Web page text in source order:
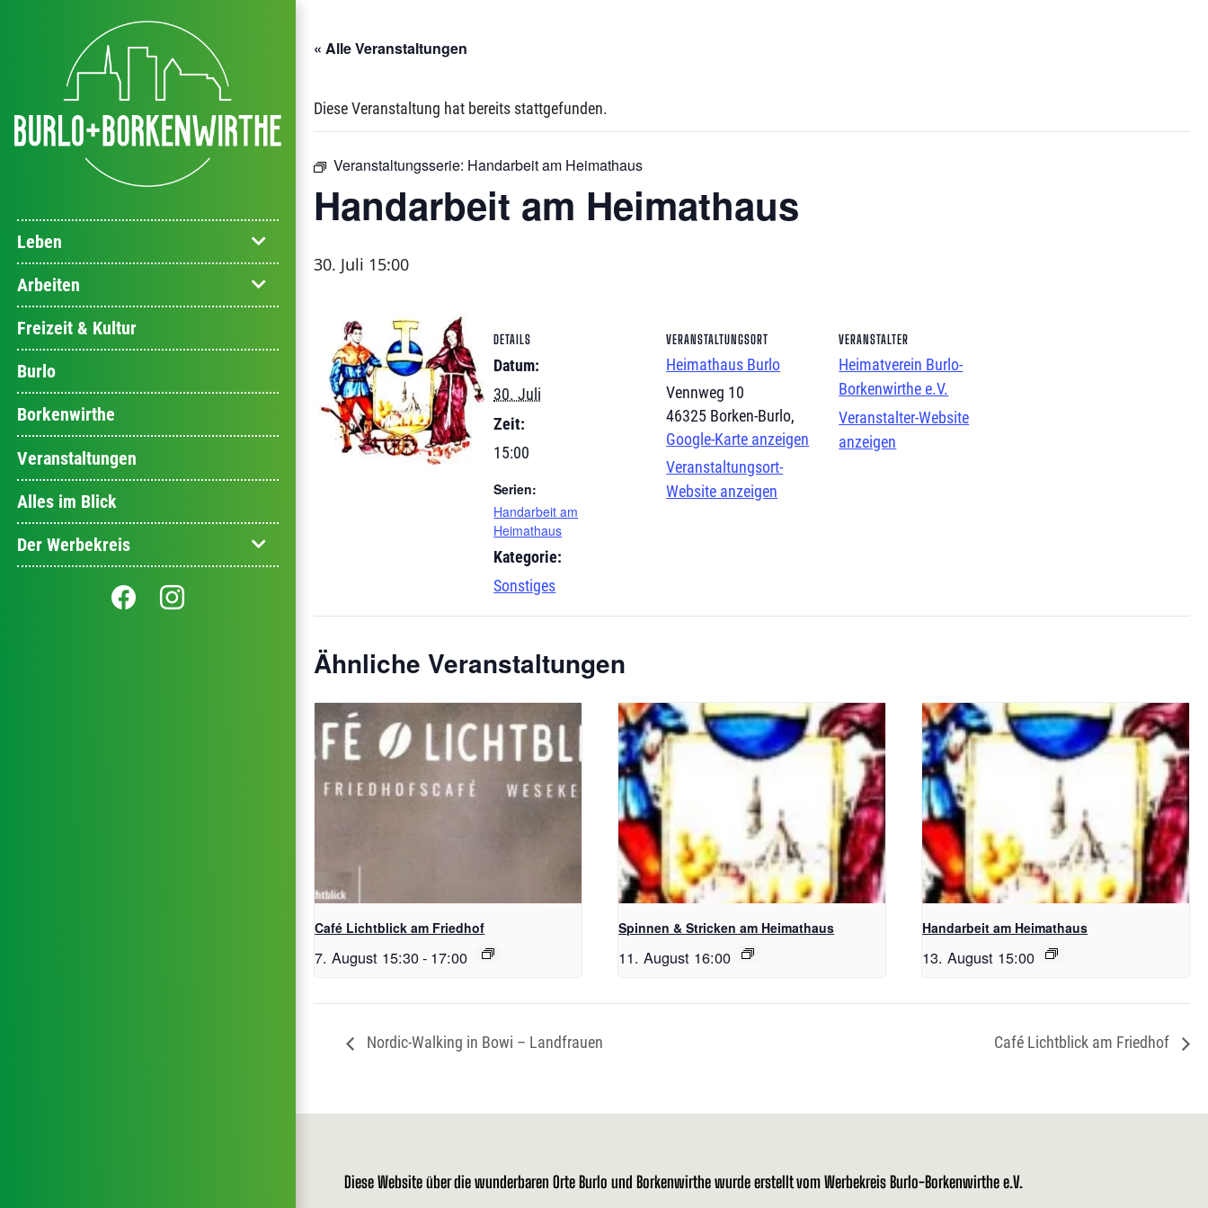
Leben
Arbeiten
Freizeit & Kultur
Burlo
Borkenwirthe
Veranstaltungen
Alles im Blick
Der Werbekreis
« Alle Veranstaltungen
Diese Veranstaltung hat bereits stattgefunden.
Veranstaltungsserie: Handarbeit am Heimathaus
Handarbeit am Heimathaus
30. Juli 15:00
DETAILS
Datum:
30. Juli
Zeit:
15:00
Serien:
Handarbeit am
Heimathaus
Kategorie:
Sonstiges
VERANSTALTUNGSORT
Heimathaus Burlo
Vennweg 10
46325 Borken-Burlo,
Google-Karte anzeigen
Veranstaltungsort-
Website anzeigen
VERANSTALTER
Heimatverein Burlo-
Borkenwirthe e.V.
Veranstalter-Website
anzeigen
Ähnliche Veranstaltungen
Café Lichtblick am Friedhof
7. August 15:30- 17:00
Spinnen & Stricken am Heimathaus
11. August 16:00
Handarbeit am Heimathaus
13. August 15:00
Nordic-Walking in Bowi – Landfrauen Café Lichtblick am Friedhof
Diese Website über die wunderbaren Orte Burlo und Borkenwirthe wurde erstellt vom Werbekreis Burlo-Borkenwirthe e.V.